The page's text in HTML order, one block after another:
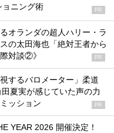
ョニング術 PR
オランダの超人ハリー・ラ
の太田海也「絶対王者から
対談②》
PR
するバロメーター」柔道
夏実が感じていた声の力
ッション
PR
YEAR 2026 開催決定！